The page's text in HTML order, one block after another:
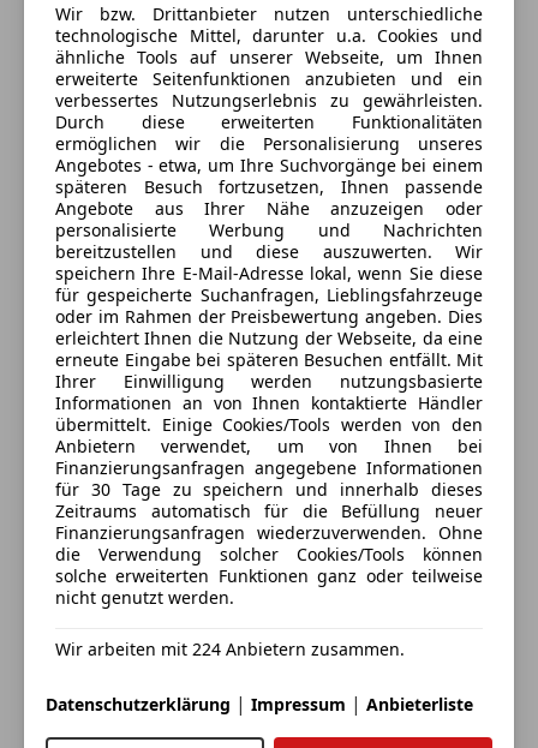
Okan Akyildiz
Anbieter kontaktieren
Deine Nachricht
Eintauschwagen: Kaufen und verkaufen in nur einem
Schritt
Ich möchte mein Auto in Zahlung geben
(unverbindlich).
Fahrzeugdaten hinzufügen
Dein Name
Wir bzw. Drittanbieter nutzen unterschiedliche
technologische Mittel, darunter u.a. Cookies und
ähnliche Tools auf unserer Webseite, um Ihnen
erweiterte Seitenfunktionen anzubieten und ein
verbessertes Nutzungserlebnis zu gewährleisten.
Durch diese erweiterten Funktionalitäten
ermöglichen wir die Personalisierung unseres
Angebotes - etwa, um Ihre Suchvorgänge bei einem
späteren Besuch fortzusetzen, Ihnen passende
Angebote aus Ihrer Nähe anzuzeigen oder
personalisierte Werbung und Nachrichten
bereitzustellen und diese auszuwerten. Wir
speichern Ihre E-Mail-Adresse lokal, wenn Sie diese
für gespeicherte Suchanfragen, Lieblingsfahrzeuge
oder im Rahmen der Preisbewertung angeben. Dies
erleichtert Ihnen die Nutzung der Webseite, da eine
erneute Eingabe bei späteren Besuchen entfällt. Mit
Ihrer Einwilligung werden nutzungsbasierte
Informationen an von Ihnen kontaktierte Händler
übermittelt. Einige Cookies/Tools werden von den
Anbietern verwendet, um von Ihnen bei
Finanzierungsanfragen angegebene Informationen
für 30 Tage zu speichern und innerhalb dieses
Zeitraums automatisch für die Befüllung neuer
Finanzierungsanfragen wiederzuverwenden. Ohne
die Verwendung solcher Cookies/Tools können
solche erweiterten Funktionen ganz oder teilweise
nicht genutzt werden.
Wir arbeiten mit 224 Anbietern zusammen.
Datenschutzerklärung | Impressum | Anbieterliste